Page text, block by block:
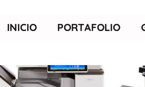
INICIO PORTAFOLIO